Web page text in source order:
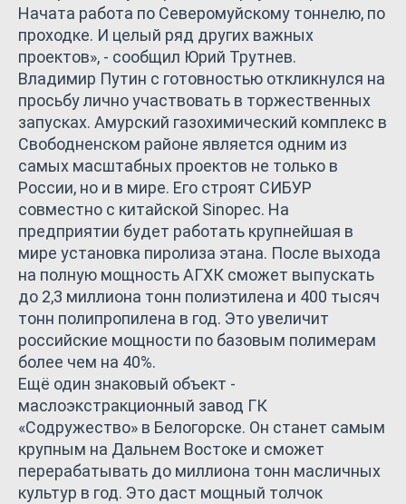
Начата работа по Северомуйскому тоннелю, по
проходке. И целый ряд других важных
проектов», - сообщил Юрий Трутнев.
Владимир Путин с готовностью откликнулся на
просьбу лично участвовать в торжественных
запусках. Амурский газохимический комплекс в
Свободненском районе является одним из
самых масштабных проектов не только в
России, но и в мире. Его строят СИБУР
совместно с китайской Sinopec. На
предприятии будет работать крупнейшая в
мире установка пиролиза этана. После выхода
на полную мощность АГХК сможет выпускать
до 2,3 миллиона тонн полиэтилена и 400 тысяч
тонн полипропилена в год. Это увеличит
российские мощности по базовым полимерам
более чем на 40%.
Ещё один знаковый объект -
маслоэкстракционный завод ГК
«Содружество» в Белогорске. Он станет самым
крупным на Дальнем Востоке и сможет
перерабатывать до миллиона тонн масличных
культур в год. Это даст мощный толчок